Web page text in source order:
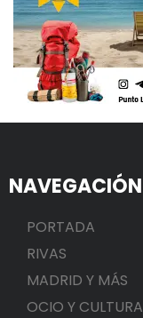
NAVEGACIÓN
PORTADA
RIVAS
MADRID Y MÁS
OCIO Y CULTURA